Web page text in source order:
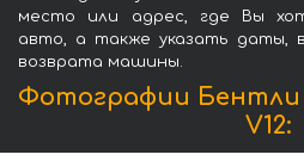
место или адрес, где Вы
авто, а также указать даты,
возврата машины.
Фотографии Бентли
V12: